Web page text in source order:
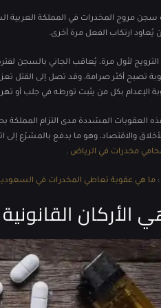
سجن مروج المخدرات​ في المملكة العربية
يُعاود ارتكاب الفعل مرة أخرى.
الإعدام بكل من يثبت تورطه في جلب أو
العقوبات المشددة مدى التزام المملكة
والاقتصاد، وهو ما يدفع بالمشرّع
مخدرات في الرياض .
ما هي عقوبة تعاطي المخدرات في
الأركان